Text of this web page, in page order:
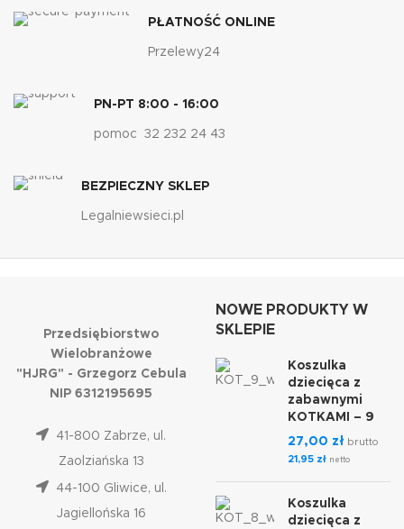
PŁATNOŚĆ ONLINE
Przelewy24
PN-PT 8:00 - 16:00
pomoc 32 232 24 43
BEZPIECZNY SKLEP
Legalniewsieci.pl
Przedsiębiorstwo
Wielobranżowe
"HJRG" - Grzegorz Cebula
NIP 6312195695
41-800 Zabrze, ul.
Zaolziańska 13
44-100 Gliwice, ul.
Jagiellońska 16
NOWE PRODUKTY W
SKLEPIE
Koszulka
dziecięca z
zabawnymi
KOTKAMI – 9
27,00 zł brutto
21,95 zł netto
Koszulka
dziecięca z